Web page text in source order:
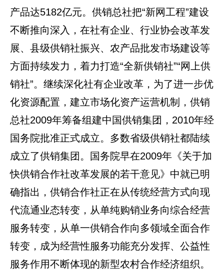
产品达5182亿元。供销总社把“新网工程”建设
不断推向深入，在社有企业、行业协会改革发
展、县级供销社振兴、农产品批发市场建设等
方面持续发力，着力打造“全新供销社”“网上供
销社”。继续深化社有企业改革，为了进一步优
化资源配置，建立市场化资产运营机制，供销
总社2009年筹备组建中国供销集团，2010年经
国务院批准正式成立。多数省级供销社都陆续
成立了供销集团。国务院早在2009年《关于加
快供销合作社改革发展的若干意见》中就已明
确指出，供销合作社正在从传统经营方式向现
代流通业态转变，从单纯购销业务向综合经营
服务转变，从单一供销合作向多领域全面合作
转变，成为经营性服务功能充分发挥、公益性
服务作用不断体现的新型农村合作经济组织。